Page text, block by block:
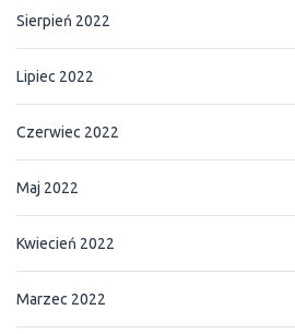
Sierpień 2022
Lipiec 2022
Czerwiec 2022
Maj 2022
Kwiecień 2022
Marzec 2022